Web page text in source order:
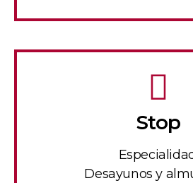
Stop
Desayunos y